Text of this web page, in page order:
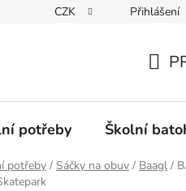
CZK Přihlášení
potřeby Školní
potřeby / Sáčky na obuv / Baagl /